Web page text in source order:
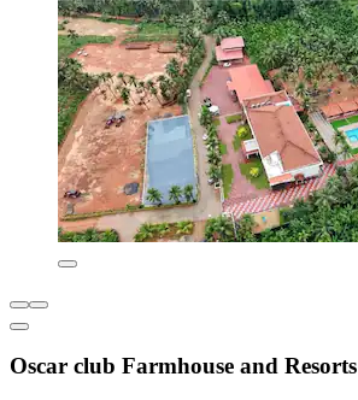
Oscar club Farmhouse and Resorts